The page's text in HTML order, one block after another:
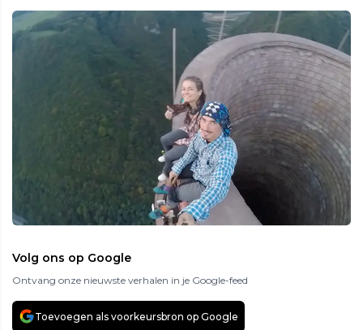
Volg ons op Google
Ontvang onze nieuwste verhalen in je Google-feed
Toevoegen als voorkeursbron op Google